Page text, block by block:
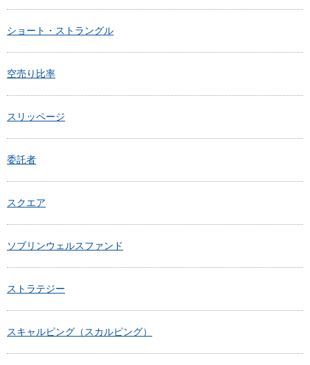
ショート・ストラングル
空売り比率
スリッページ
委託者
スクエア
ソブリンウェルスファンド
ストラテジー
スキャルピング（スカルピング）